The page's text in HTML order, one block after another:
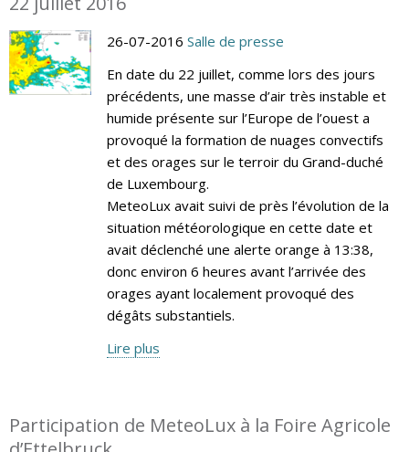
26-07-2016 Salle de presse
En date du 22 juillet, comme lors des jours
précédents, une masse d’air très instable et
humide présente sur l’Europe de l’ouest a
provoqué la formation de nuages convectifs
et des orages sur le terroir du Grand-duché
de Luxembourg.
MeteoLux avait suivi de près l’évolution de la
situation météorologique en cette date et
avait déclenché une alerte orange à 13:38,
donc environ 6 heures avant l’arrivée des
orages ayant localement provoqué des
dégâts substantiels.
Lire plus
Participation de MeteoLux à la Foire Agricole